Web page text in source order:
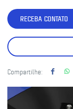
RECEBA CONTATO
Compartilhe: